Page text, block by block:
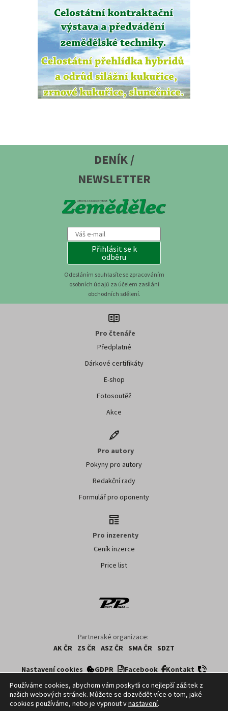
DENÍK /
NEWSLETTER
Přihlásit se k
odběru
Odesláním souhlasíte se zpracováním
osobních údajů za účelem zasílání
obchodních sdělení.
Pro čtenáře
Předplatné
Dárkové certifikáty
E-shop
Fotosoutěž
Akce
Pro autory
Pokyny pro autory
Redakční rady
Formulář pro oponenty
Pro inzerenty
Ceník inzerce
Price list
Partnerské organizace:
AK ČR
ZS ČR ASZ ČR SMA ČR SDZT
Nastavení cookies GDPR Facebook Kontakt
Copyright ©2026ČTK. Profi Press, s.r.o. využívá zpravodajství z databází ČTK,
jejichž obsah je chráněn autorským zákonem. Přepis, šíření či další
Používáme cookies, abychom vám poskytli co nejlepší zážitek z
našich webových stránek. Můžete se dozvědět více o tom, jaké
cookies používáme, nebo je vypnout vnastavení.